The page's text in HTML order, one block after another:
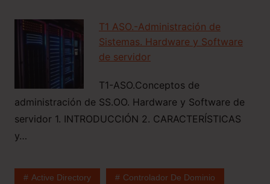
T1 ASO.-Administración de
Sistemas. Hardware y Software
de servidor
T1-ASO.Conceptos de
administración de SS.OO. Hardware y Software de
servidor 1. INTRODUCCIÓN 2. CARACTERÍSTICAS
y…
Active Directory Controlador De Dominio